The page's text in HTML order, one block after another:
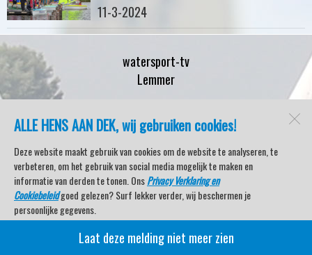
ALLE HENS AAN DEK, wij gebruiken cookies!
Deze website maakt gebruik van cookies om de website te analyseren, te
verbeteren, om het gebruik van social media mogelijk te maken en
informatie van derden te tonen. OnsPrivacy Verklaring en
Cookiebeleidgoed gelezen? Surf lekker verder, wij beschermen je
persoonlijke gegevens.
Veel kijkplezier met Watersport TV Beleving & Nieuws!
Laat deze melding niet meer zien
11-3-2024
watersport-tv
Lemmer
Open desktopversie
SdH Vormgeving |Ziber DS4